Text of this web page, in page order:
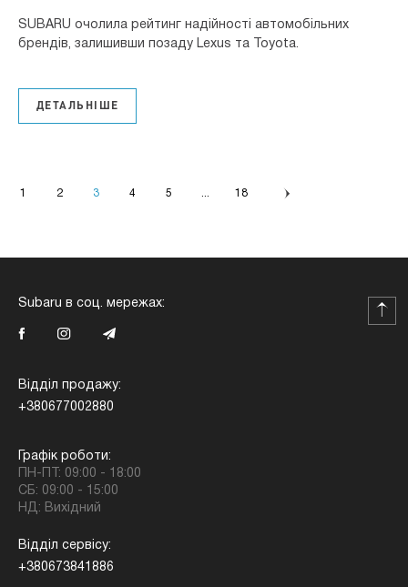
SUBARU очолила рейтинг надійності автомобільних
брендів, залишивши позаду Lexus та Toyota.
ДЕТАЛЬНІШЕ
1 2 3 4 5 18
Subaru в соц. мережах:
Відділ продажу:
+380677002880
Графік роботи:
ПН-ПТ: 09:00 - 18:00
СБ: 09:00 - 15:00
НД: Вихідний
Відділ сервісу:
+380673841886